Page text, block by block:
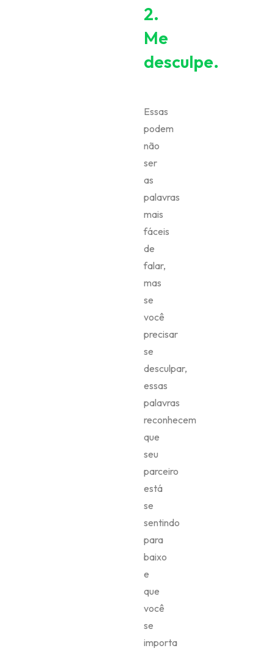
2.
Me
desculpe.
Essas
podem
não
ser
as
palavras
mais
fáceis
de
falar,
mas
se
você
precisar
se
desculpar,
essas
palavras
reconhecem
que
seu
parceiro
está
se
sentindo
para
baixo
e
que
você
se
importa